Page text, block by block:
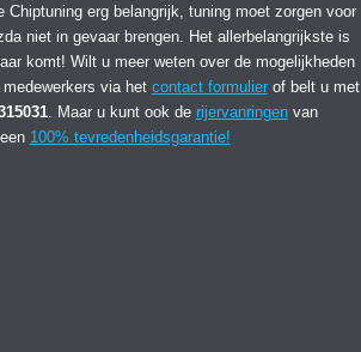
erg belangrijk, tuning moet zorgen voor
niet in gevaar brengen. Het allerbelangrijkste is
komt! Wilt u meer weten over de mogelijkheden
via het contact formulierof belt u met
. Maar u kunt ook de rijervanringenvan
100% tevredenheidsgarantie!